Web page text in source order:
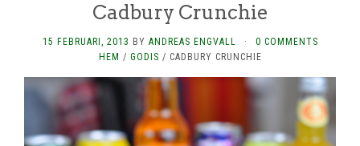
Cadbury Crunchie
15 FEBRUARI, 2013 BY ANDREAS ENGVALL ·
0 COMMENTS
HEM / GODIS / CADBURY CRUNCHIE